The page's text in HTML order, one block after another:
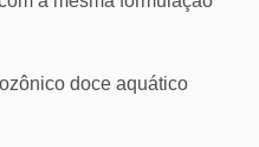
doce aquático